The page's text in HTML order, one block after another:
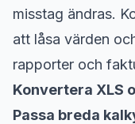
misstag ändras.
att låsa värden
rapporter och
Konvertera XLS
Passa breda